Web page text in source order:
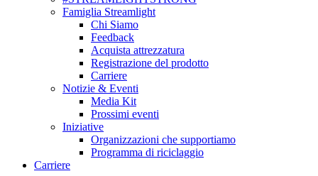
Famiglia Streamlight
Chi Siamo
Feedback
Acquista attrezzatura
Registrazione del prodotto
Carriere
Notizie & Eventi
Media Kit
Prossimi eventi
Iniziative
Organizzazioni che supportiamo
Programma di riciclaggio
Carriere